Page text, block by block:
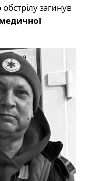
обстрілу загинув